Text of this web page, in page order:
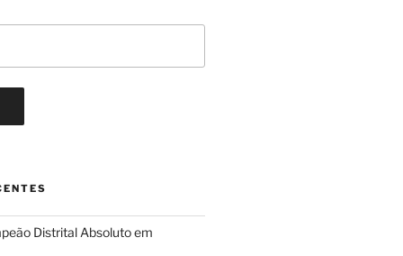
Distrital Absoluto em